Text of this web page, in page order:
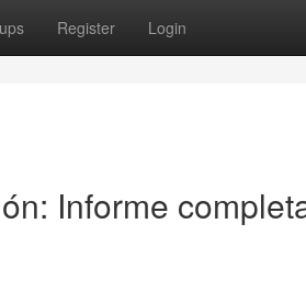
Register Login
Informe